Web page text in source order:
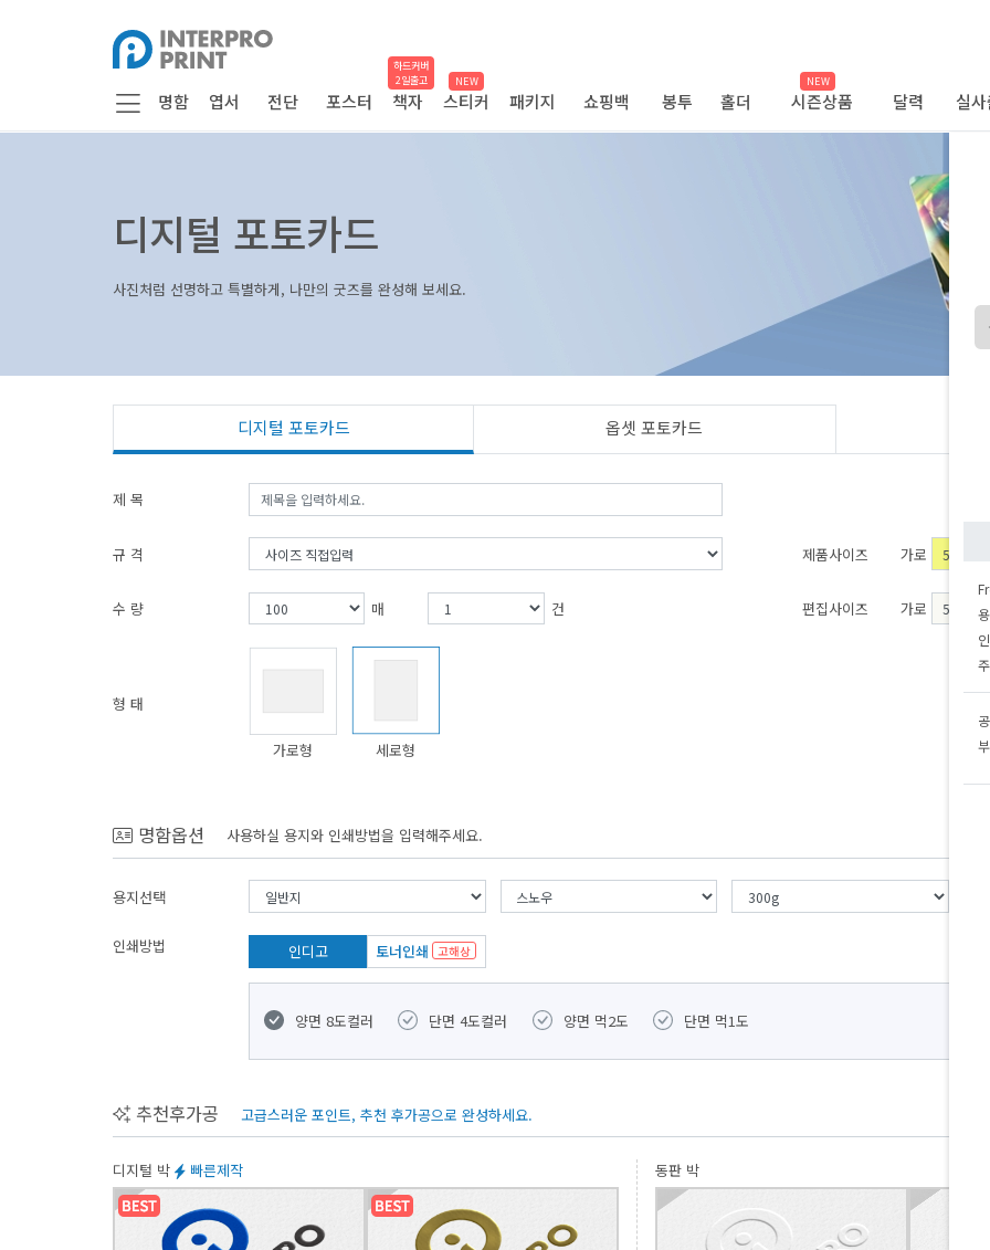
명함 엽서 전단 포스터
하드커버
2일출고
책자
NEW
스티커 패키지 쇼핑백 봉투 홀더
NEW
시즌상품 달력 실
디지털 포토카드
사진처럼 선명하고 특별하게, 나만의 굿즈를 완성해 보세요.
디지털 포토카드 옵셋 포토카드
제 목
규 격 제품사이즈 가로
수 량 매 건 편집사이즈 가로
형 태
가로형 세로형
명함옵션 사용하실 용지와 인쇄방법을 입력해주세요.
용지선택
인쇄방법 인디고 토너인쇄 고해상
양면 8도컬러 단면 4도컬러 양면 먹2도 단면 먹1도
추천후가공 고급스러운 포인트, 추천 후가공으로 완성하세요.
디지털 박 빠른제작 동판 박